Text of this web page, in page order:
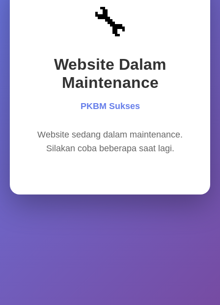
🔧
Website Dalam
Maintenance
PKBM Sukses
Website sedang dalam maintenance.
Silakan coba beberapa saat lagi.